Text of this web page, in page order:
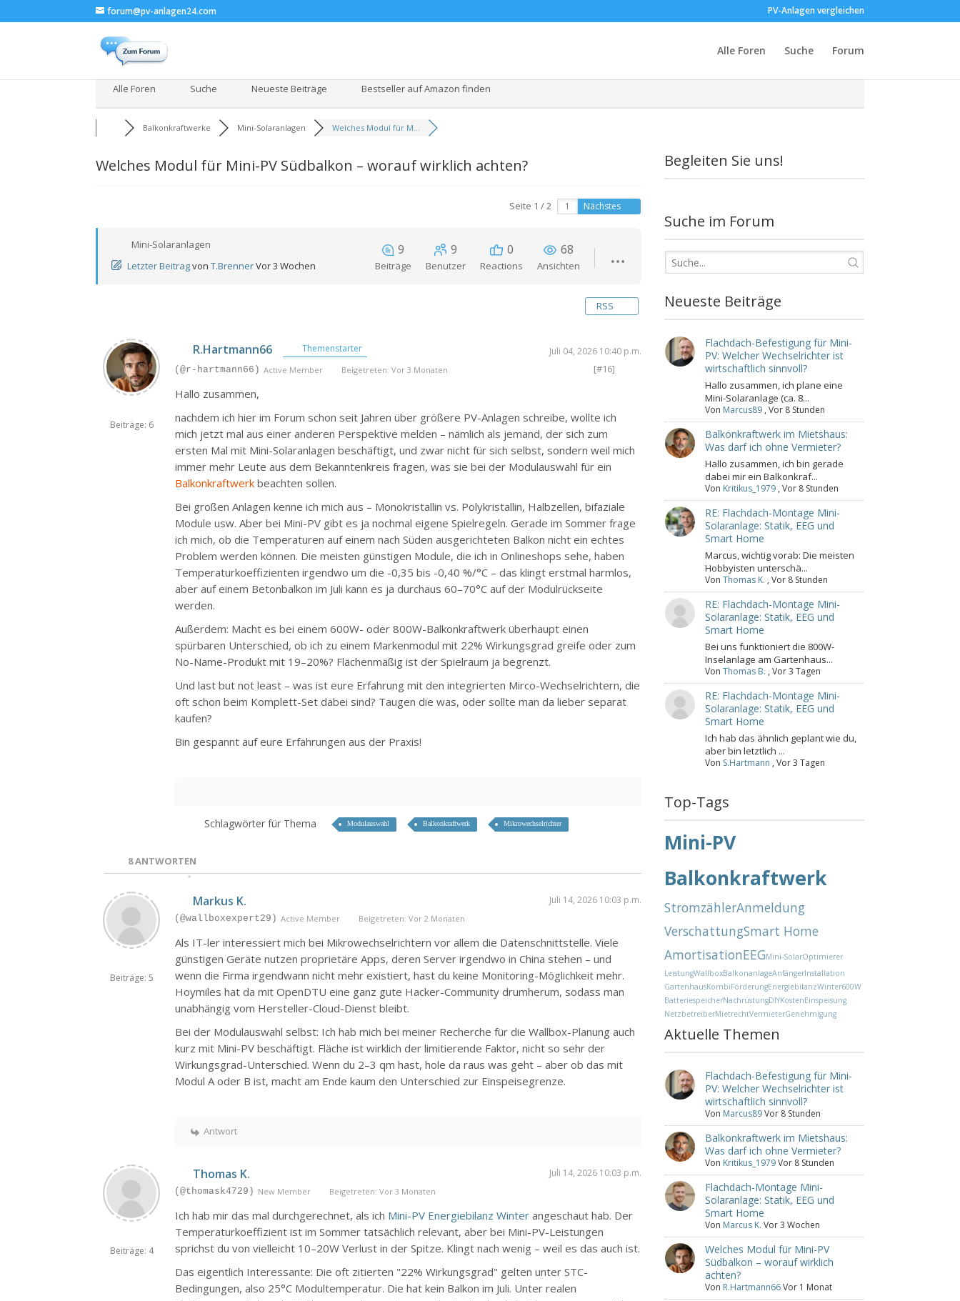
forum@pv-anlagen24.com PV-Anlagen vergleichen
Alle Foren Suche Forum
Alle Foren Suche Neueste Beiträge Bestseller auf Amazon finden
Balkonkraftwerke Mini-Solaranlagen Welches Modul für M...
Welches Modul für Mini-PV Südbalkon – worauf wirklich achten?
Seite 1 / 2 Nächstes
Mini-Solaranlagen
Letzter Beitragvon T.BrennerVor 3 Wochen
9
Beiträge
9
Benutzer
0
Reactions
68
Ansichten
RSS
Beiträge: 6
R.Hartmann66 Themenstarter Juli 04, 2026 10:40 p.m.
(@r-hartmann66) Active Member Beigetreten: Vor 3 Monaten [#16]
Hallo zusammen,
nachdem ich hier im Forum schon seit Jahren über größere PV-Anlagen schreibe, wollte ich
mich jetzt mal aus einer anderen Perspektive melden – nämlich als jemand, der sich zum
ersten Mal mit Mini-Solaranlagen beschäftigt, und zwar nicht für sich selbst, sondern weil mich
immer mehr Leute aus dem Bekanntenkreis fragen, was sie bei der Modulauswahl für ein
Balkonkraftwerk beachten sollen.
Bei großen Anlagen kenne ich mich aus – Monokristallin vs. Polykristallin, Halbzellen, bifaziale
Module usw. Aber bei Mini-PV gibt es ja nochmal eigene Spielregeln. Gerade im Sommer frage
ich mich, ob die Temperaturen auf einem nach Süden ausgerichteten Balkon nicht ein echtes
Problem werden können. Die meisten günstigen Module, die ich in Onlineshops sehe, haben
Temperaturkoeffizienten irgendwo um die -0,35 bis -0,40 %/°C – das klingt erstmal harmlos,
aber auf einem Betonbalkon im Juli kann es ja durchaus 60–70°C auf der Modulrückseite
werden.
Außerdem: Macht es bei einem 600W- oder 800W-Balkonkraftwerk überhaupt einen
spürbaren Unterschied, ob ich zu einem Markenmodul mit 22% Wirkungsgrad greife oder zum
No-Name-Produkt mit 19–20%? Flächenmäßig ist der Spielraum ja begrenzt.
Und last but not least – was ist eure Erfahrung mit den integrierten Mirco-Wechselrichtern, die
oft schon beim Komplett-Set dabei sind? Taugen die was, oder sollte man da lieber separat
kaufen?
Bin gespannt auf eure Erfahrungen aus der Praxis!
Schlagwörter für Thema Modulauswahl Balkonkraftwerk Mikrowechselrichter
8ANTWORTEN
Beiträge: 5
Markus K. Juli 14, 2026 10:03 p.m.
(@wallboxexpert29) Active Member Beigetreten: Vor 2 Monaten
Als IT-ler interessiert mich bei Mikrowechselrichtern vor allem die Datenschnittstelle. Viele
günstigen Geräte nutzen proprietäre Apps, deren Server irgendwo in China stehen – und
wenn die Firma irgendwann nicht mehr existiert, hast du keine Monitoring-Möglichkeit mehr.
Hoymiles hat da mit OpenDTU eine ganz gute Hacker-Community drumherum, sodass man
unabhängig vom Hersteller-Cloud-Dienst bleibt.
Bei der Modulauswahl selbst: Ich hab mich bei meiner Recherche für die Wallbox-Planung auch
kurz mit Mini-PV beschäftigt. Fläche ist wirklich der limitierende Faktor, nicht so sehr der
Wirkungsgrad-Unterschied. Wenn du 2–3 qm hast, hole da raus was geht – aber ob das mit
Modul A oder B ist, macht am Ende kaum den Unterschied zur Einspeisegrenze.
Antwort
Beiträge: 4
Thomas K. Juli 14, 2026 10:03 p.m.
(@thomask4729) New Member Beigetreten: Vor 3 Monaten
Ich hab mir das mal durchgerechnet, als ich Mini-PV Energiebilanz Winter angeschaut hab. Der
Temperaturkoeffizient ist im Sommer tatsächlich relevant, aber bei Mini-PV-Leistungen
sprichst du von vielleicht 10–20W Verlust in der Spitze. Klingt nach wenig – weil es das auch ist.
Das eigentlich Interessante: Die oft zitierten "22% Wirkungsgrad" gelten unter STC-
Bedingungen, also 25°C Modultemperatur. Die hat kein Balkon im Juli. Unter realen
Begleiten Sie uns!
Suche im Forum
Neueste Beiträge
Flachdach-Befestigung für Mini-
PV: Welcher Wechselrichter ist
wirtschaftlich sinnvoll?
Hallo zusammen, ich plane eine
Mini-Solaranlage (ca. 8...
Von Marcus89, Vor 8 Stunden
Balkonkraftwerk im Mietshaus:
Was darf ich ohne Vermieter?
Hallo zusammen, ich bin gerade
dabei mir ein Balkonkraf...
Von Kritikus_1979, Vor 8 Stunden
RE: Flachdach-Montage Mini-
Solaranlage: Statik, EEG und
Smart Home
Marcus, wichtig vorab: Die meisten
Hobbyisten unterschä...
Von Thomas K. , Vor 8 Stunden
RE: Flachdach-Montage Mini-
Solaranlage: Statik, EEG und
Smart Home
Bei uns funktioniert die 800W-
Inselanlage am Gartenhaus...
Von Thomas B. , Vor 3 Tagen
RE: Flachdach-Montage Mini-
Solaranlage: Statik, EEG und
Smart Home
Ich hab das ähnlich geplant wie du,
aber bin letztlich ...
Von S.Hartmann , Vor 3 Tagen
Top-Tags
Mini-PV
Balkonkraftwerk
StromzählerAnmeldung
VerschattungSmart Home
AmortisationEEGMini-SolarOptimierer
LeistungWallboxBalkonanlageAnfängerInstallation
GartenhausKombiFörderungEnergiebilanzWinter600W
BatteriespeicherNachrüstungDIYKostenEinspeisung
NetzbetreiberMietrechtVermieterGenehmigung
Aktuelle Themen
Flachdach-Befestigung für Mini-
PV: Welcher Wechselrichter ist
wirtschaftlich sinnvoll?
Von Marcus89 Vor 8 Stunden
Balkonkraftwerk im Mietshaus:
Was darf ich ohne Vermieter?
Von Kritikus_1979 Vor 8 Stunden
Flachdach-Montage Mini-
Solaranlage: Statik, EEG und
Smart Home
Von Marcus K. Vor 3 Wochen
Welches Modul für Mini-PV
Südbalkon – worauf wirklich
achten?
Von R.Hartmann66 Vor 1 Monat